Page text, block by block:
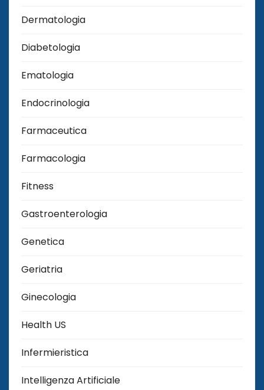
Dermatologia
Diabetologia
Ematologia
Endocrinologia
Farmaceutica
Farmacologia
Fitness
Gastroenterologia
Genetica
Geriatria
Ginecologia
Health US
Infermieristica
Intelligenza Artificiale